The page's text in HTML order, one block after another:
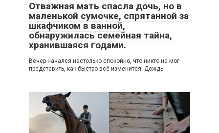
Отважная мать спасла дочь, но в
маленькой сумочке, спрятанной за
шкафчиком в ванной,
обнаружилась семейная тайна,
хранившаяся годами.
Вечер начался настолько спокойно, что никто не мог
представить, как быстро всё изменится. Дождь